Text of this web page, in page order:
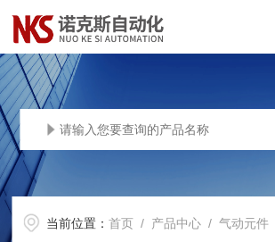
当前位置：首页 / 产品中心 /气动元件